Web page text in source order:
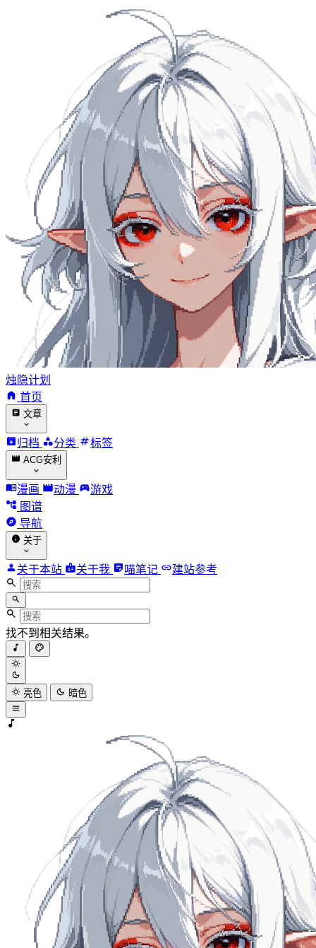
烛隐计划
首页
文章
归档 分类 标签
ACG安利
漫画 动漫
游戏
图谱
导航
关于
关于本站 关于我 喵笔记 建站参考
找不到相关结果。
亮色 暗色